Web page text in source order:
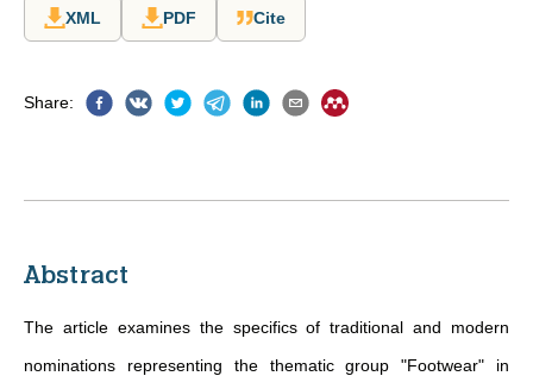
XML PDF Cite
Share:
Abstract
The article examines the specifics of traditional and modern
nominations representing the thematic group "Footwear" in